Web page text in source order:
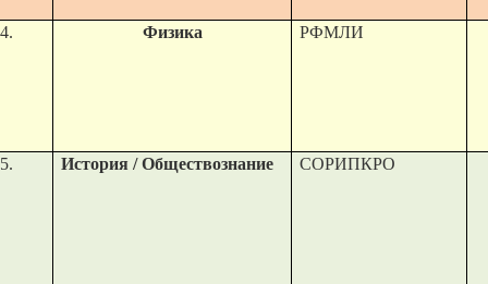
4. Физика РФМЛИ
5. История / Обществознание СОРИПКРО